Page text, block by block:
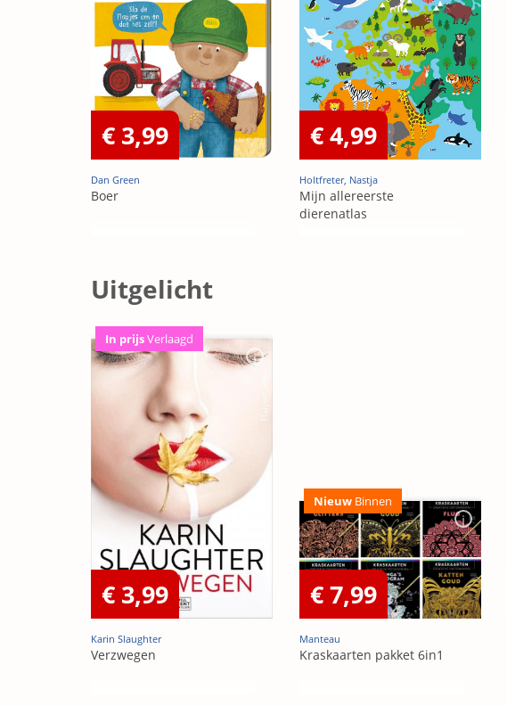
€ 3,99
Dan Green
Boer
€ 4,99
Holtfreter, Nastja
Mijn allereerste
dierenatlas
Uitgelicht
In prijsVerlaagd
€ 3,99
Karin Slaughter
Verzwegen
Nieuw Binnen
€ 7,99
Manteau
Kraskaarten pakket 6in1